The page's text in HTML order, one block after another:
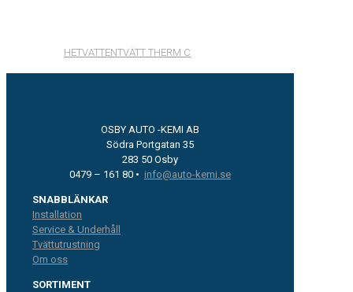
HETVATTENTVÄTT THERM C
OSBY AUTO -KEMI AB
Södra Portgatan 35
283 50 Osby
0479 – 161 80 • info@auto-kemi.se
SNABBLÄNKAR
Installation
Service & Underhåll
Tvättutrustning
Om oss
SORTIMENT